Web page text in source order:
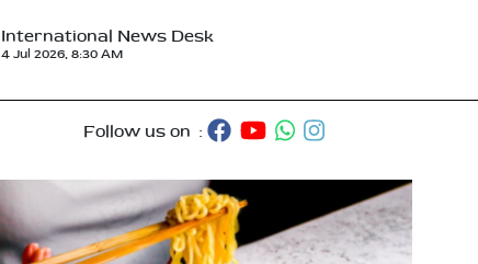
International News Desk
4 Jul 2026, 8:30 AM
Follow us on :